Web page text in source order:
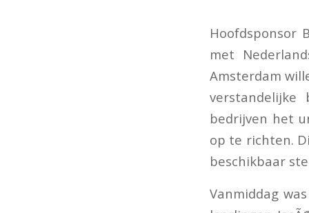
Hoofdsponsor
met
Amsterdam
verstandelijke
bedrijven het
op te richten.
beschikbaar
Vanmiddag